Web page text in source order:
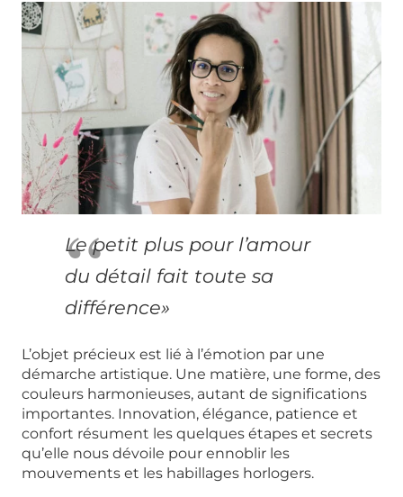
Le petit plus pour l’amour
du détail fait toute sa
différence»
L’objet précieux est lié à l’émotion par une
démarche artistique. Une matière, une forme, des
couleurs harmonieuses, autant de significations
importantes. Innovation, élégance, patience et
confort résument les quelques étapes et secrets
qu’elle nous dévoile pour ennoblir les
mouvements et les habillages horlogers.